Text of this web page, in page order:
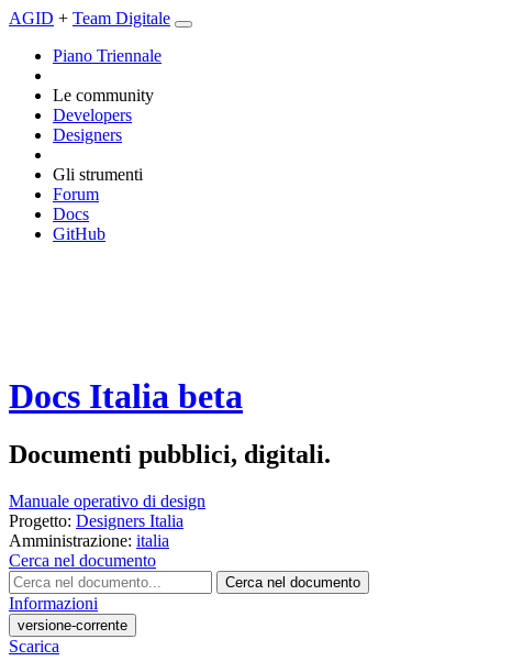
AGID + Team Digitale
Piano Triennale
Le community
Developers
Designers
Gli strumenti
Forum
Docs
GitHub
Docs Italia beta
Documenti pubblici, digitali.
Manuale operativo di design
Progetto: Designers Italia
Amministrazione: italia
Cerca nel documento
Cerca nel documento
Informazioni
versione-corrente
Scarica